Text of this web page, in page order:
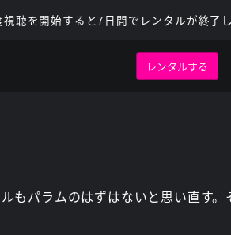
聴を開始すると7日間でレンタルが終了し
レンタルする
もパラムのはずはないと思い直す。